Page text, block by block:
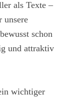
als Texte –
unsere
schon
und attraktiv
wichtiger